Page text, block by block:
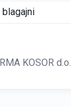
blagajni
KOSOR